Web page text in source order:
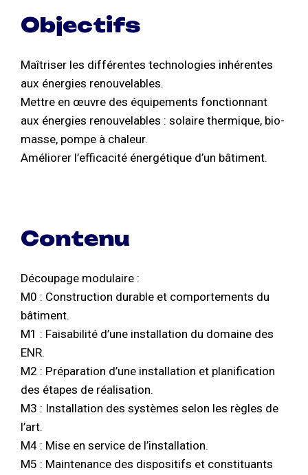
Objectifs
Maîtriser les différentes technologies inhérentes
aux énergies renouvelables.
Mettre en œuvre des équipements fonctionnant
aux énergies renouvelables : solaire thermique, bio-
masse, pompe à chaleur.
Améliorer l’efficacité énergétique d’un bâtiment.
Contenu
Découpage modulaire :
M0 : Construction durable et comportements du
bâtiment.
M1 : Faisabilité d’une installation du domaine des
ENR.
M2 : Préparation d’une installation et planification
des étapes de réalisation.
M3 : Installation des systèmes selon les règles de
l’art.
M4 : Mise en service de l’installation.
M5 : Maintenance des dispositifs et constituants